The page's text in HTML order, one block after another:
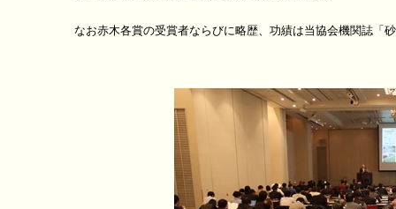
なお赤木各賞の受賞者ならびに略歴、功績は当協会機関誌「